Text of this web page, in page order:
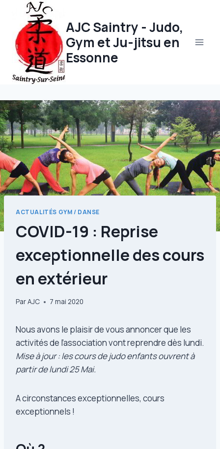
contenu
AJC Saintry - Judo,
Gym et Ju-jitsu en
Essonne
ACTUALITÉS GYM / DANSE
COVID-19 : Reprise
exceptionnelle des cours
en extérieur
ParAJC 7 mai 2020
Nous avons le plaisir de vous annoncer que les
activités de l’association vont reprendre dès lundi.
Mise à jour : les cours de judo enfants ouvrent à
partir de lundi 25 Mai.
A circonstances exceptionnelles, cours
exceptionnels !